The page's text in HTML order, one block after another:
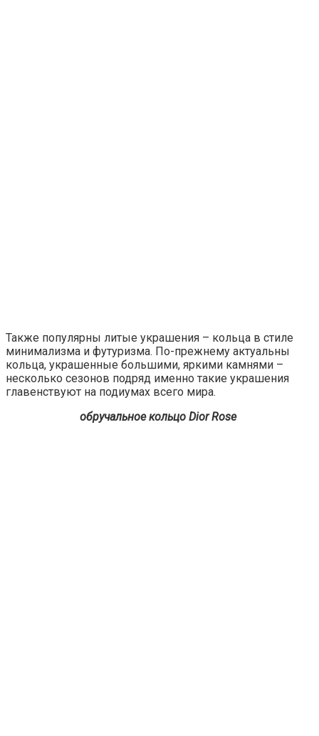
Также популярны литые украшения – кольца в стиле
минимализма и футуризма. По-прежнему актуальны
кольца, украшенные большими, яркими камнями –
несколько сезонов подряд именно такие украшения
главенствуют на подиумах всего мира.
обручальное кольцо Dior Rose